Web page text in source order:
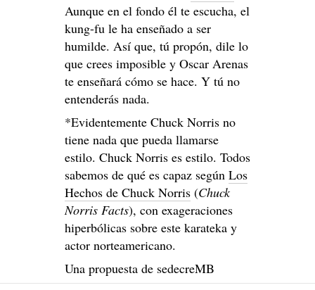
Aunque en el fondo él te escucha, el
kung-fu le ha enseñado a ser
humilde. Así que, tú propón, dile lo
que crees imposible y Oscar Arenas
te enseñará cómo se hace. Y tú no
entenderás nada.
*Evidentemente Chuck Norris no
tiene nada que pueda llamarse
estilo. Chuck Norris es estilo. Todos
sabemos de qué es capaz según Los
Hechos de Chuck Norris (Chuck
Norris Facts), con exageraciones
hiperbólicas sobre este karateka y
actor norteamericano.
Una propuesta de sedecreMB